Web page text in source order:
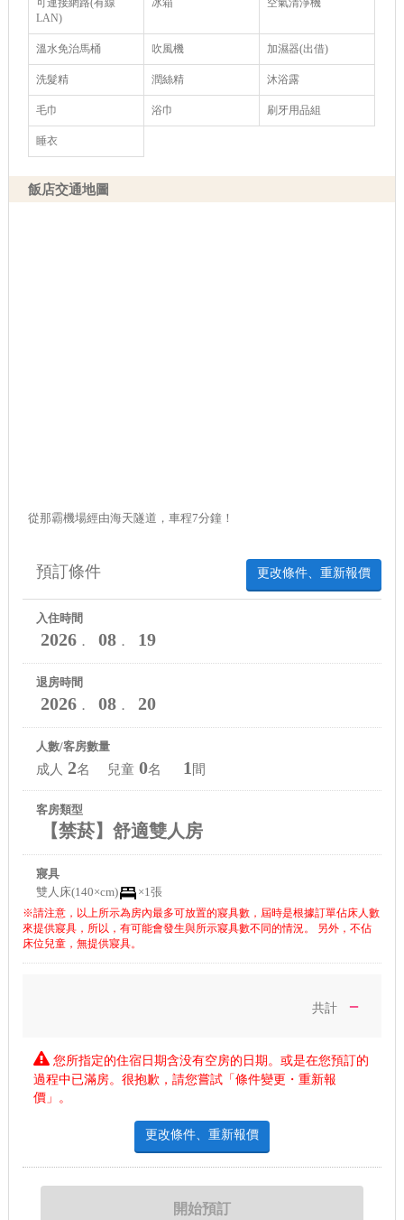
LAN)
溫水免治馬桶 吹風機 加濕器(出借)
洗髮精 潤絲精 沐浴露
毛巾 浴巾 刷牙用品組
睡衣
飯店交通地圖
從那霸機場經由海天隧道，車程7分鐘！
更改條件、重新報價
預訂條件
入住時間
2026． 08． 19
退房時間
2026． 08． 20
人數/客房數量
成人 2名 兒童 0名 1 間
客房類型
【禁菸】舒適雙人房
寢具
雙人床(140×cm)
×1張
※請注意，以上所示為房內最多可放置的寢具數，屆時是根據訂單佔床人數
來提供寢具，所以，有可能會發生與所示寢具數不同的情況。 另外，不佔
床位兒童，無提供寢具。
共計 －
您所指定的住宿日期含没有空房的日期。或是在您預訂的
過程中已滿房。很抱歉，請您嘗試「條件變更・重新報
價」。
更改條件、重新報價